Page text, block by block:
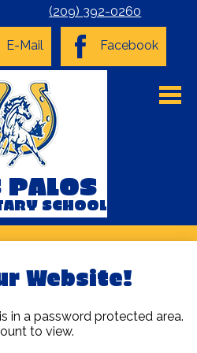
Skip
to
main
content
PALOS
SCHOOL
(209) 392-0260
E-Mail Facebook
Website!
in a password protected area.
to view.